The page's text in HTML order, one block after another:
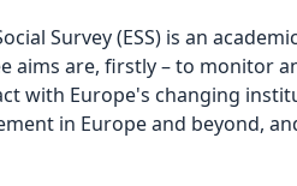
Survey (ESS) is an
aims are, firstly – to monitor
with Europe's changing
in Europe and beyond,